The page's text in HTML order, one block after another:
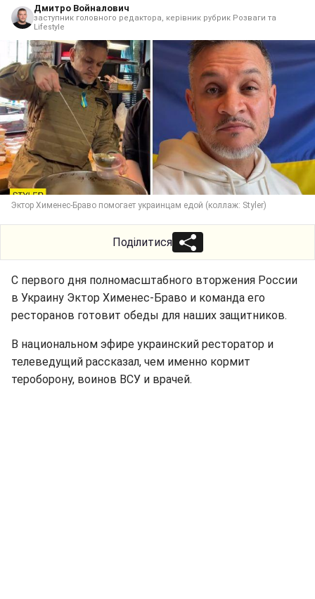
Дмитро Войналович
заступник головного редактора, керівник рубрик Розваги та
Lifestyle
Эктор Хименес-Браво помогает украинцам едой (коллаж: Styler)
Поділитися
С первого дня полномасштабного вторжения России
в Украину Эктор Хименес-Браво и команда его
ресторанов готовит обеды для наших защитников.
В национальном эфире украинский ресторатор и
телеведущий рассказал, чем именно кормит
тероборону, воинов ВСУ и врачей.